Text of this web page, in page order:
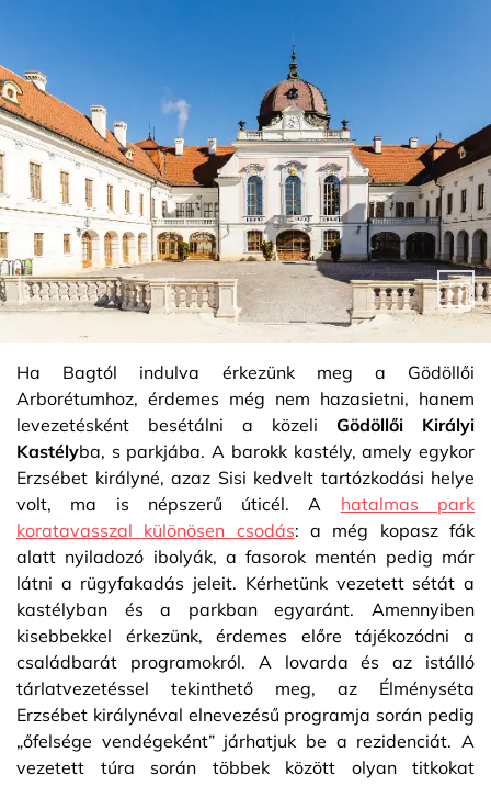
Ha Bagtól indulva érkezünk meg a Gödöllői
Arborétumhoz, érdemes még nem hazasietni, hanem
levezetésként besétálni a közeli Gödöllői Királyi
Kastélyba, s parkjába. A barokk kastély, amely egykor
Erzsébet királyné, azaz Sisi kedvelt tartózkodási helye
volt, ma is népszerű úticél. A hatalmas park
koratavasszal különösen csodás: a még kopasz fák
alatt nyiladozó ibolyák, a fasorok mentén pedig már
látni a rügyfakadás jeleit. Kérhetünk vezetett sétát a
kastélyban és a parkban egyaránt. Amennyiben
kisebbekkel érkezünk, érdemes előre tájékozódni a
családbarát programokról. A lovarda és az istálló
tárlatvezetéssel tekinthető meg, az Élményséta
Erzsébet királynéval elnevezésű programja során pedig
„őfelsége vendégeként” járhatjuk be a rezidenciát. A
vezetett túra során többek között olyan titkokat